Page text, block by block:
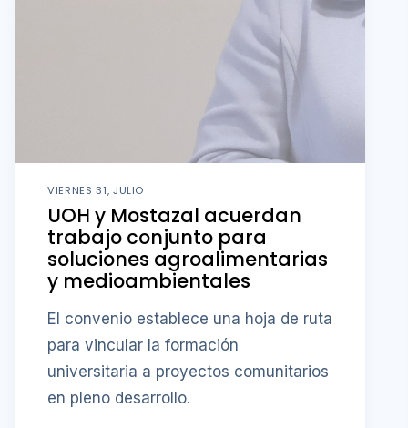
VIERNES 31, JULIO
UOH y Mostazal acuerdan
trabajo conjunto para
soluciones agroalimentarias
y medioambientales
El convenio establece una hoja de ruta
para vincular la formación
universitaria a proyectos comunitarios
en pleno desarrollo.